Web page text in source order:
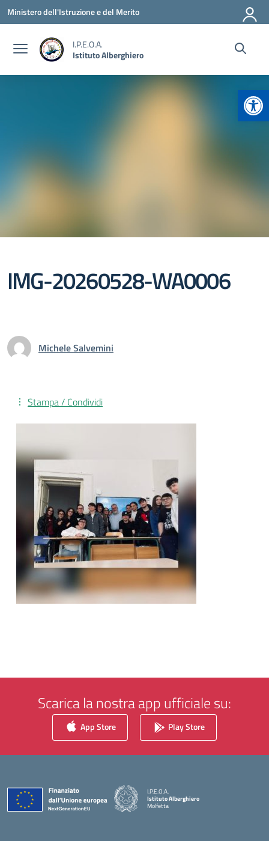
Vai ai contenuti
Vai al menu di navigazione
Vai al footer
Ministero dell'Istruzione e del Merito
I.P.E.O.A.
Istituto Alberghiero
IMG-20260528-WA0006
Michele Salvemini
Stampa / Condividi
Scarica la nostra app ufficiale su:
App Store Play Store
I.P.E.O.A.
Istituto Alberghiero
Molfetta